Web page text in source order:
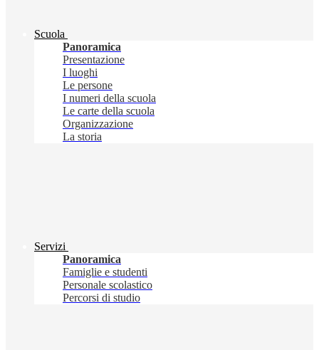
Scuola
Panoramica
Presentazione
I luoghi
Le persone
I numeri della scuola
Le carte della scuola
Organizzazione
La storia
Servizi
Panoramica
Famiglie e studenti
Personale scolastico
Percorsi di studio